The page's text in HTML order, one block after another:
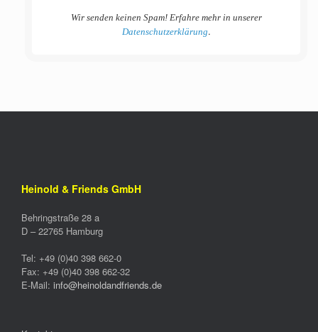
Wir senden keinen Spam! Erfahre mehr in unserer
Datenschutzerklärung.
Heinold & Friends GmbH
Behringstraße 28 a
D –22765 Hamburg
Tel: +49 (0)40 398 662-0
Fax: +49 (0)40 398 662-32
E-Mail: info@heinoldandfriends.de